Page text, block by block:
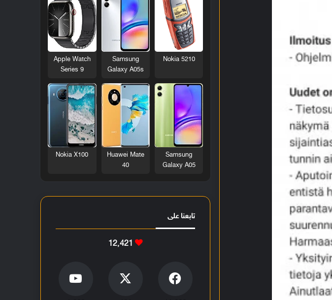
Nokia 5210
Samsung
Galaxy A05s
Apple Watch
Series 9
Samsung
Galaxy A05
Huawei Mate
40
Nokia X100
تابعنا على
12٬421